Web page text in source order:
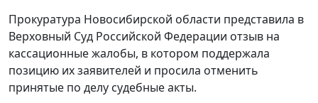
Прокуратура Новосибирской области представила в
Верховный Суд Российской Федерации отзыв на
кассационные жалобы, в котором поддержала
позицию их заявителей и просила отменить
принятые по делу судебные акты.